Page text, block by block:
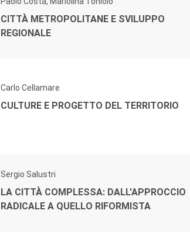
CITTÀ METROPOLITANE E SVILUPPO
REGIONALE
Carlo Cellamare
CULTURE E PROGETTO DEL TERRITORIO
Sergio Salustri
LA CITTÀ COMPLESSA: DALL'APPROCCIO
RADICALE A QUELLO RIFORMISTA